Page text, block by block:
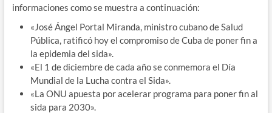
informaciones como se muestra a continuación:
«José Ángel Portal Miranda, ministro cubano de Salud
Pública, ratificó hoy el compromiso de Cuba de poner fin a
la epidemia del sida».
«El 1 de diciembre de cada año se conmemora el Día
Mundial de la Lucha contra el Sida».
«La ONU apuesta por acelerar programa para poner fin al
sida para 2030».